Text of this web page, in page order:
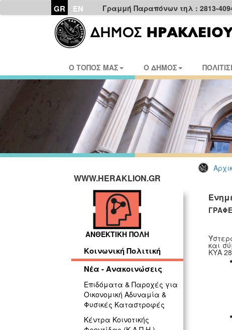
GR EN Γραμμή Παραπόνων τηλ : 2813-
Ο ΤΟΠΟΣ ΜΑΣ Ο ΔΗΜΟΣ
WWW.HERAKLION.GR
ΑΝΘΕΚΤΙΚΗ ΠΟΛΗ
Κοινωνική Πολιτική
Νέα - Ανακοινώσεις
Επιδόματα & Παροχές για
Οικονομική Αδυναμία &
Φυσικές Καταστροφές
Κέντρα Κοινοτικής
και
ΚΥΑ